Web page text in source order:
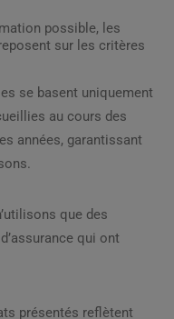
possible, les
sur les critères
se basent uniquement
au cours des
années, garantissant
que des
qui ont
présentés reflètent